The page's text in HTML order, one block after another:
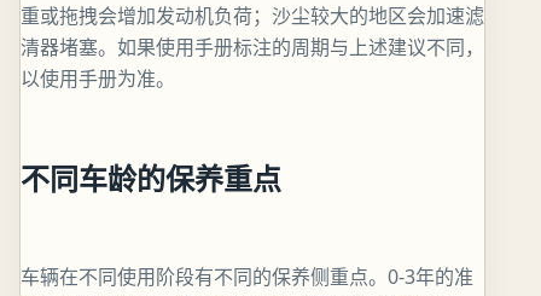
重或拖拽会增加发动机负荷；沙尘较大的地区会加速滤
清器堵塞。如果使用手册标注的周期与上述建议不同，
以使用手册为准。
不同车龄的保养重点
车辆在不同使用阶段有不同的保养侧重点。0-3年的准